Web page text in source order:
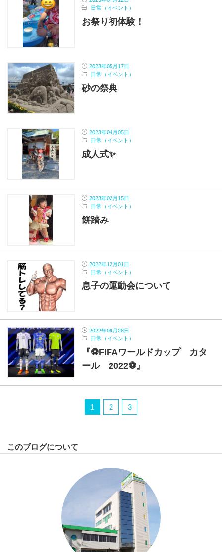
日常（イベント）
お祭り初体験！
2023年05月17日
日常（イベント）
砂の祭典
2023年04月05日
日常（イベント）
成人式✨
2023年02月15日
日常（イベント）
餅踏み
2022年12月01日
日常（イベント）
息子の運動会について
2022年09月28日
日常（イベント）
『⚽FIFAワールドカップ カタ
ール 2022⚽』
1 2 3
このブログについて